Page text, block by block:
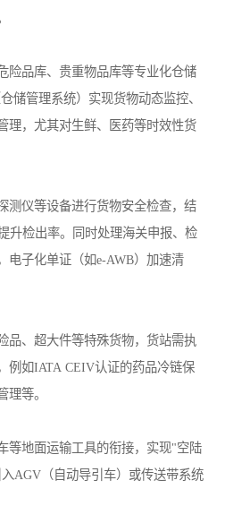
险品库、贵重物品库等专业化仓储
储管理系统）实现货物动态监控、
理，尤其对生鲜、医药等时效性货
测仪等设备进行货物安全检查，结
升检出率。同时处理海关申报、检
电子化单证（如e-AWB）加速清
品、超大件等特殊货物，货站需执
例如IATA CEIV认证的药品冷链保
理等。
等地面运输工具的衔接，实现"空陆
AGV（自动导引车）或传送带系统